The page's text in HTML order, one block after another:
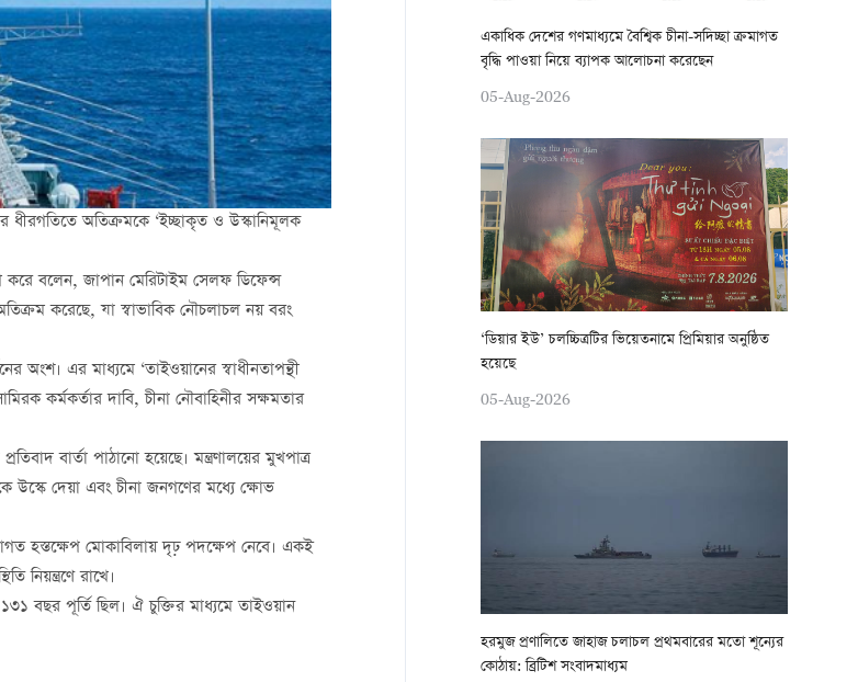
ধীরগতিতে অতিক্রমকে ‘ইচ্ছাকৃত ও উস্কানিমূলক
করে বলেন, জাপান মেরিটাইম সেলফ ডিফেন্স
করেছে, যা স্বাভাবিক নৌচলাচল নয় বরং
অংশ। এর মাধ্যমে ‘তাইওয়ানের স্বাধীনতাপন্থী
কর্মকর্তার দাবি, চীনা নৌবাহিনীর সক্ষমতার
বার্তা পাঠানো হয়েছে। মন্ত্রণালয়ের মুখপাত্র
উস্কে দেয়া এবং চীনা জনগণের মধ্যে ক্ষোভ
হস্তক্ষেপ মোকাবিলায় দৃঢ় পদক্ষেপ নেবে। একই
নিয়ন্ত্রণে রাখে।
বছর পূর্তি ছিল। ঐ চুক্তির মাধ্যমে তাইওয়ান
একাধিক দেশের গণমাধ্যমে বৈশ্বিক চীনা-সদিচ্ছা ক্রমাগত
বৃদ্ধি পাওয়া নিয়ে ব্যাপক আলোচনা করেছেন
05-Aug-2026
‘ডিয়ার ইউ’ চলচ্চিত্রটির ভিয়েতনামে প্রিমিয়ার অনুষ্ঠিত
হয়েছে
05-Aug-2026
হরমুজ প্রণালিতে জাহাজ চলাচল প্রথমবারের মতো শূন্যের
কোঠায়: ব্রিটিশ সংবাদমাধ্যম